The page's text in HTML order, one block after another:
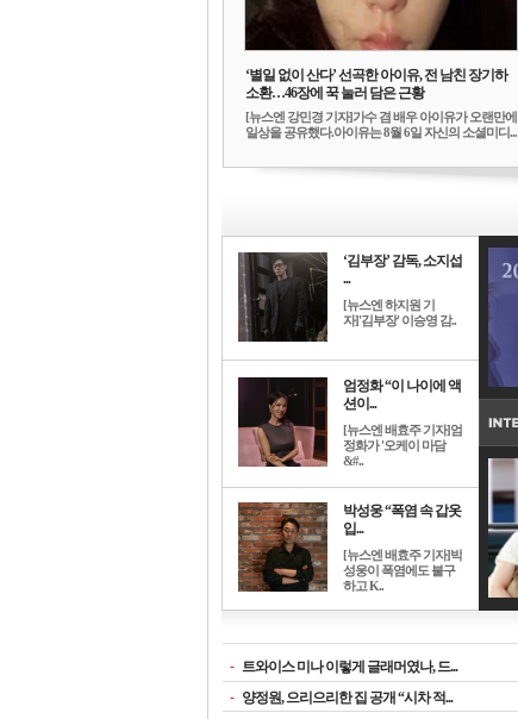
‘별일 없이 산다’ 선곡한 아이유, 전 남친 장기하
소환…46장에 꾹 눌러 담은 근황
[뉴스엔 강민경 기자]가수 겸 배우 아이유가 오랜만에
일상을 공유했다.아이유는 8월 6일 자신의 소셜미디...
‘김부장’ 감독, 소지섭
...
[뉴스엔 하지원 기
자]'김부장' 이승영 감..
엄정화 “이 나이에 액
션이...
[뉴스엔 배효주 기자]엄
정화가 '오케이 마담
&#..
박성웅 “폭염 속 갑옷
입...
[뉴스엔 배효주 기자]박
성웅이 폭염에도 불구
하고 K..
- 트와이스 미나 이렇게 글래머였나, 드...
- 양정원, 으리으리한 집 공개 “시차 적...